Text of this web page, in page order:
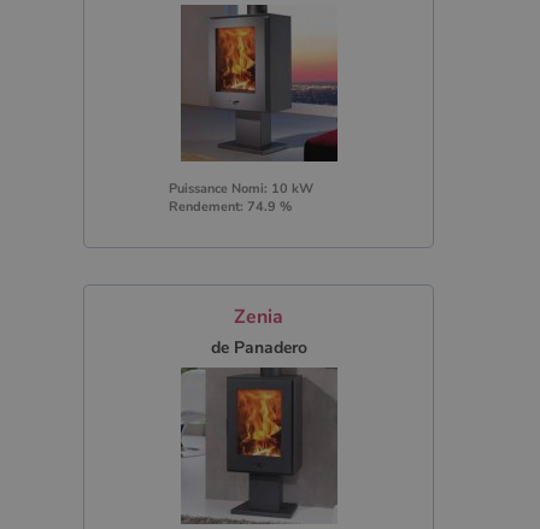
Puissance Nomi: 10 kW
Rendement: 74.9 %
Zenia
de Panadero